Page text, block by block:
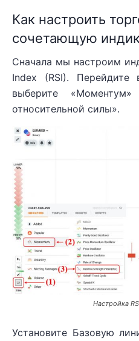
Как настроить
сочетающую
Сначала мы настроим
Index (RSI). Перейдите
выберите
относительной силы».
Настройка
Установите Базовую